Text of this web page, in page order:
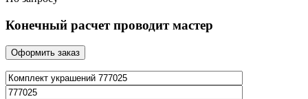
Конечный расчет проводит мастер
Оформить заказ